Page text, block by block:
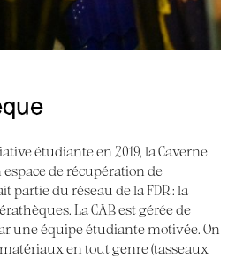
étudiante en 2019, la Caverne
espace de récupération de
partie du réseau de la FDR : la
La CAB est gérée de
une équipe étudiante motivée. On
en tout genre (tasseaux